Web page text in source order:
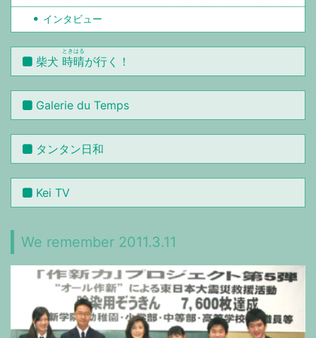
インタビュー
柴犬 時晴
ときはる
が行く！
Galerie du Temps
タンタン日和
Kei TV
We remember 2011.3.11